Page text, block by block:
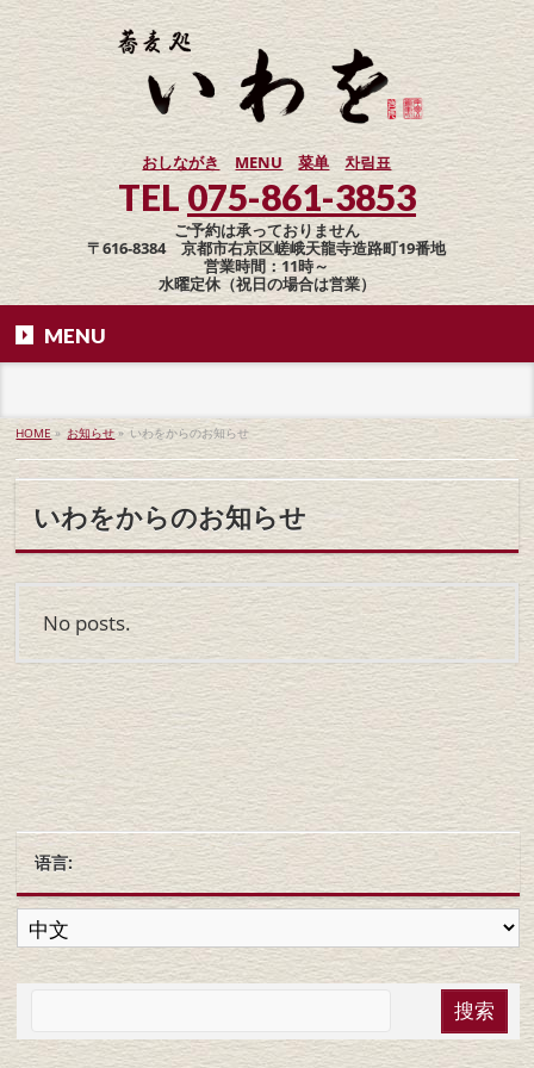
おしながき MENU 菜单 차림표
TEL075-861-3853
ご予約は承っておりません
〒616-8384 京都市右京区嵯峨天龍寺造路町19番地
営業時間：11時～
水曜定休（祝日の場合は営業）
MENU
HOME» お知らせ » いわをからのお知らせ
いわをからのお知らせ
No posts.
语言: